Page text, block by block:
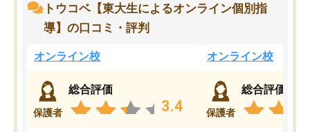
トウコベ【東大生によるオンライン個別指
導】の口コミ・評判
オンライン校
保護者
総合評価
3.4
オンライン校
保護者
総合評価